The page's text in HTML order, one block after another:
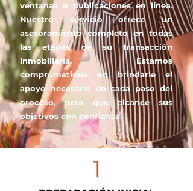
ventanas o publicaciones en línea.
Nuestro servicio ofrece un
asesoramiento completo en todas
las etapas de su transacción
inmobiliaria. Estamos
comprometidos en brindarle el
apoyo necesario en cada paso del
proceso, para que alcance sus
objetivos con confianza.
1